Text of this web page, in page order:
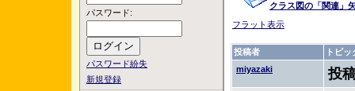
パスワード:
パスワード紛失
新規登録
クラス図の「関連」
フラット表示
投稿者
トピッ
miyazaki
投